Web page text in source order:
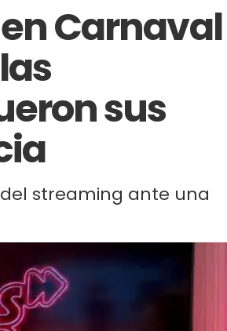
Carnaval
sus
streaming ante una